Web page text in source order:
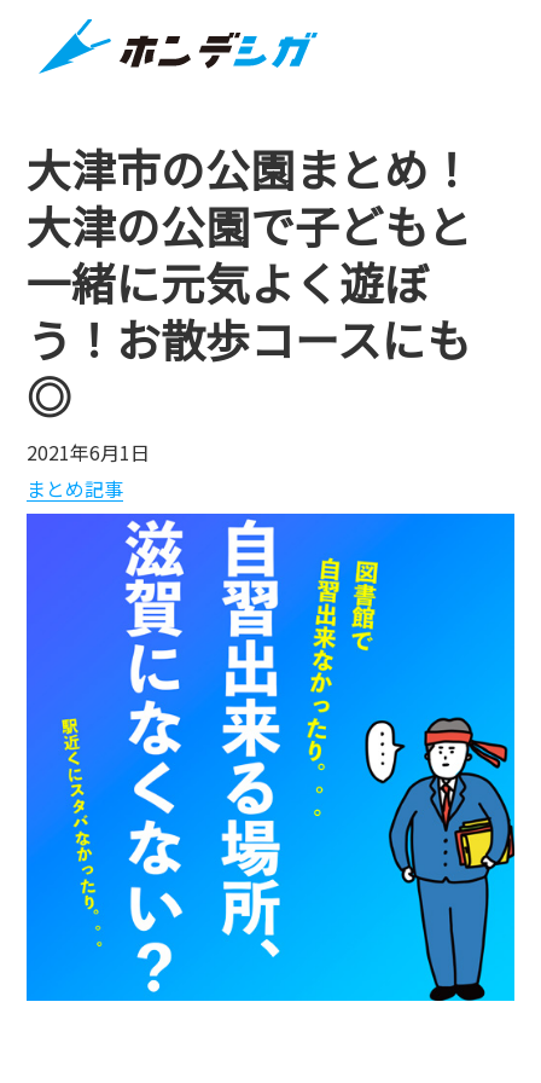
大津市の公園まとめ！
大津の公園で子どもと
一緒に元気よく遊ぼ
う！お散歩コースにも
◎
2021年6月1日
まとめ記事